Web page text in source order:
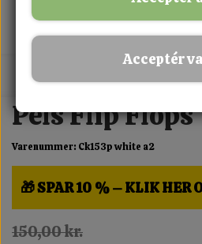
MIX FRIT · KØB 3
Pels Flip Flops
Varenummer: Ck153p white a2
🎁 SPAR 10 % – KLIK HER
150,00 kr.
Acceptér